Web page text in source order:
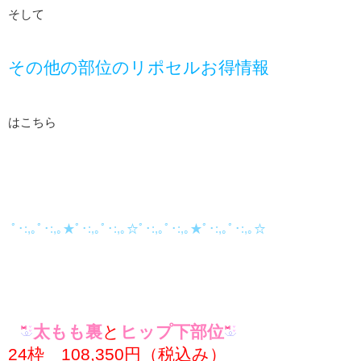
そして
その他の部位のリポセルお得情報
はこちら
ﾟ･:,｡ﾟ･:,｡★ﾟ･:,｡ﾟ･:,｡☆ﾟ･:,｡ﾟ･:,｡★ﾟ･:,｡ﾟ･:,｡☆
太もも裏と ヒップ下部位
24枠 108,350円（税込み）